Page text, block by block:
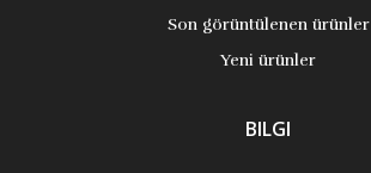
Son görüntülenen ürünler
Yeni ürünler
BILGI